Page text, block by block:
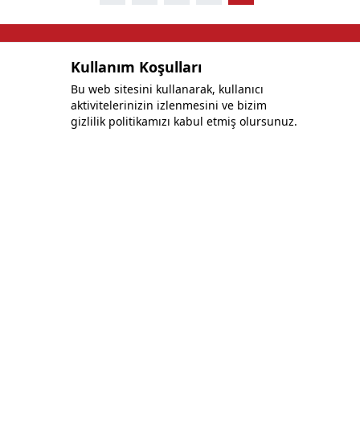
Kullanım Koşulları
Bu web sitesini kullanarak, kullanıcı
aktivitelerinizin izlenmesini ve bizim
gizlilik politikamızı kabul etmiş olursunuz.
Bonafida Tekstil Yazılım İç Ve Dış Tic. Ltd. Şti.